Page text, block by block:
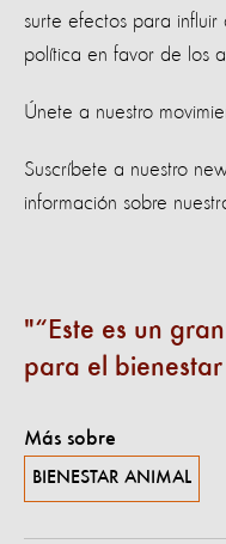
surte efectos para
política en favor de los
Únete a nuestro
Suscríbete a nuestro
información sobre
“Este es un
para el bienestar
Más sobre
BIENESTAR ANIMAL